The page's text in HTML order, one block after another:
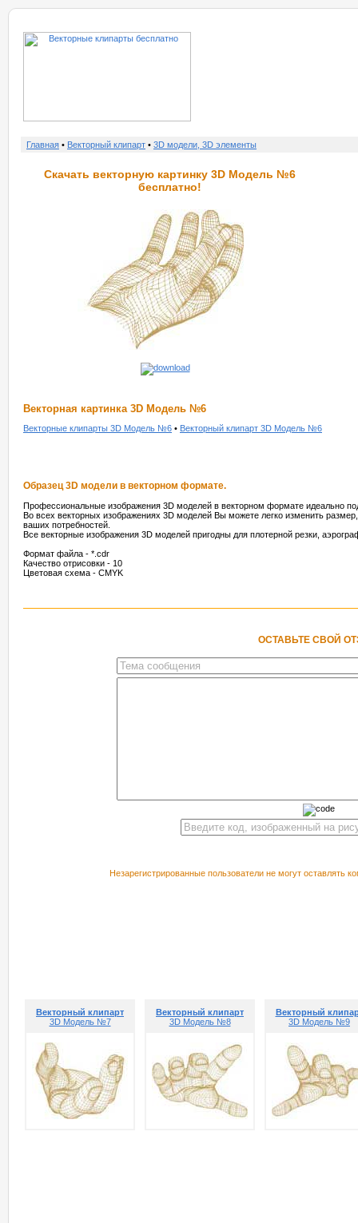
Главная • Векторный клипарт • 3D модели, 3D элементы
Скачать векторную картинку 3D Модель №6
бесплатно!
Векторная картинка 3D Модель №6
Векторные клипарты 3D Модель №6 • Векторный клипарт 3D Модель №6
Образец 3D модели в векторном формате.
Профессиональные изображения 3D моделей в векторном формате идеально
Во всех векторных изображениях 3D моделей Вы можете легко изменить
ваших потребностей.
Все векторные изображения 3D моделей пригодны для плотерной резки,
Формат файла - *.cdr
Качество отрисовки - 10
Цветовая схема - CMYK
ОСТАВЬТЕ СВОЙ
Незарегистрированные пользователи не могут оставлять
Векторный клипарт
3D Модель №7
Векторный клипарт
3D Модель №8
Векторный
3D Модель №9